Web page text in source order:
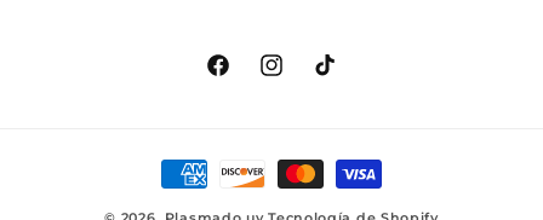
FacebookInstagram
TikTok
Formas
de